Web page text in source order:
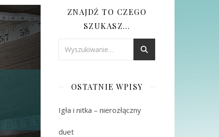
ZNAJDŹ TO CZEGO
SZUKASZ…
OSTATNIE WPISY
Igła i nitka – nierozłączny
duet